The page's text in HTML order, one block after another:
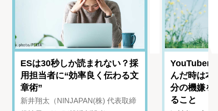
ESは30秒しか読まれない？採
用担当者に“効率良く伝わる文
章術”
新井翔太（NINJAPAN(株) 代表取締
YouTuber
んだ時は
分の機嫌を
ること